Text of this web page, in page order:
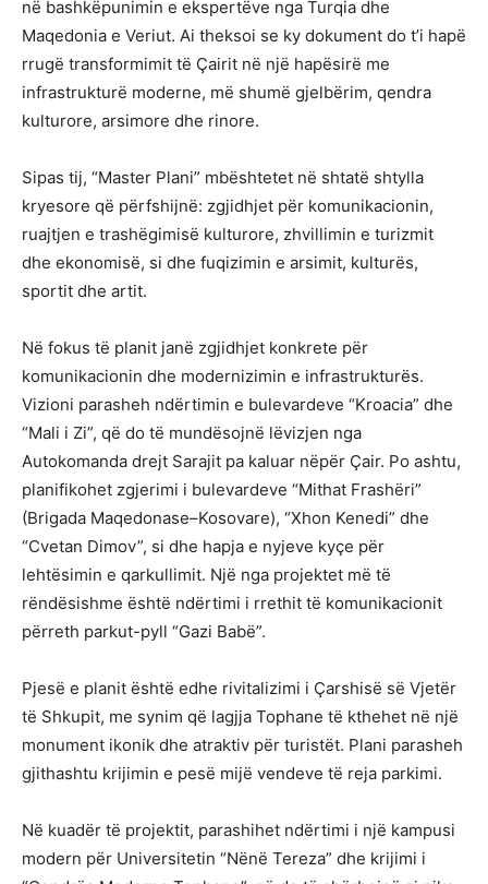
në bashkëpunimin e ekspertëve nga Turqia dhe
Maqedonia e Veriut. Ai theksoi se ky dokument do t’i hapë
rrugë transformimit të Çairit në një hapësirë me
infrastrukturë moderne, më shumë gjelbërim, qendra
kulturore, arsimore dhe rinore.
Sipas tij, “Master Plani” mbështetet në shtatë shtylla
kryesore që përfshijnë: zgjidhjet për komunikacionin,
ruajtjen e trashëgimisë kulturore, zhvillimin e turizmit
dhe ekonomisë, si dhe fuqizimin e arsimit, kulturës,
sportit dhe artit.
Në fokus të planit janë zgjidhjet konkrete për
komunikacionin dhe modernizimin e infrastrukturës.
Vizioni parasheh ndërtimin e bulevardeve “Kroacia” dhe
“Mali i Zi”, që do të mundësojnë lëvizjen nga
Autokomanda drejt Sarajit pa kaluar nëpër Çair. Po ashtu,
planifikohet zgjerimi i bulevardeve “Mithat Frashëri”
(Brigada Maqedonase–Kosovare), “Xhon Kenedi” dhe
“Cvetan Dimov”, si dhe hapja e nyjeve kyçe për
lehtësimin e qarkullimit. Një nga projektet më të
rëndësishme është ndërtimi i rrethit të komunikacionit
përreth parkut-pyll “Gazi Babë”.
Pjesë e planit është edhe rivitalizimi i Çarshisë së Vjetër
të Shkupit, me synim që lagjja Tophane të kthehet në një
monument ikonik dhe atraktiv për turistët. Plani parasheh
gjithashtu krijimin e pesë mijë vendeve të reja parkimi.
Në kuadër të projektit, parashihet ndërtimi i një kampusi
modern për Universitetin “Nënë Tereza” dhe krijimi i